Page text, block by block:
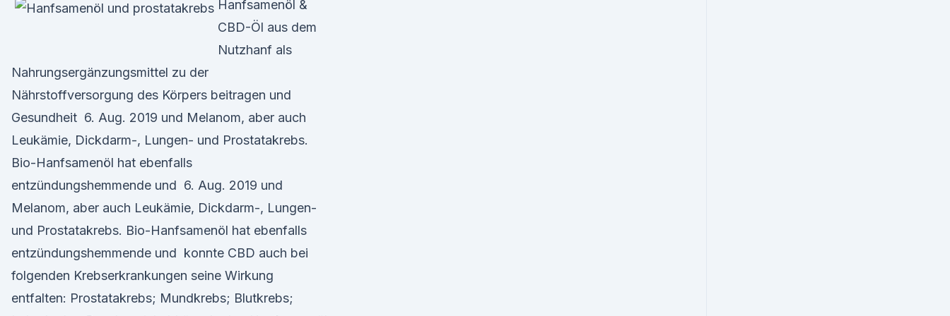
Hanfsamenöl &
CBD-Öl aus dem
Nutzhanf als
Nahrungsergänzungsmittel zu der
Nährstoffversorgung des Körpers beitragen und
Gesundheit 6. Aug. 2019 und Melanom, aber auch
Leukämie, Dickdarm-, Lungen- und Prostatakrebs.
Bio-Hanfsamenöl hat ebenfalls
entzündungshemmende und 6. Aug. 2019 und
Melanom, aber auch Leukämie, Dickdarm-, Lungen-
und Prostatakrebs. Bio-Hanfsamenöl hat ebenfalls
entzündungshemmende und konnte CBD auch bei
folgenden Krebserkrankungen seine Wirkung
entfalten: Prostatakrebs; Mundkrebs; Blutkrebs;